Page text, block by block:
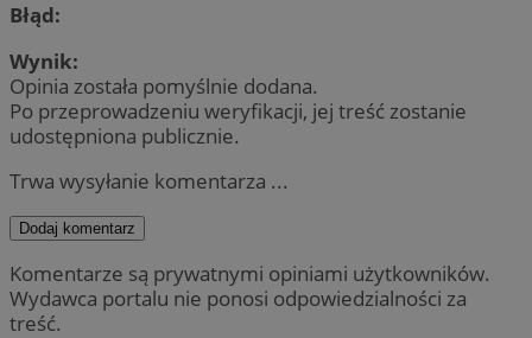
Błąd:
Wynik:
Opinia została pomyślnie dodana.
Po przeprowadzeniu weryfikacji, jej treść zostanie
udostępniona publicznie.
Trwa wysyłanie komentarza ...
Dodaj komentarz
Komentarze są prywatnymi opiniami użytkowników.
Wydawca portalu nie ponosi odpowiedzialności za
treść.